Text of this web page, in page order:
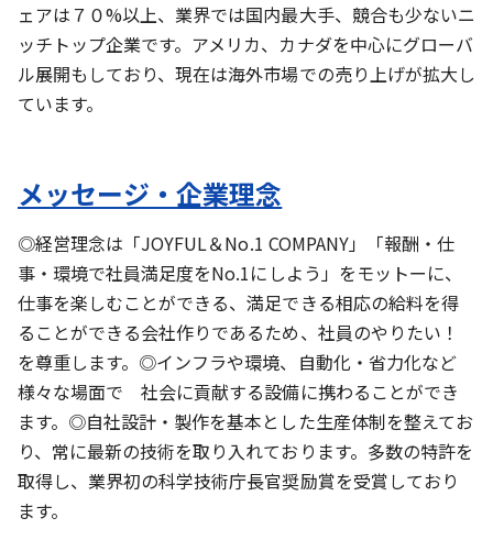
ェアは７０%以上、業界では国内最大手、競合も少ないニ
ッチトップ企業です。アメリカ、カナダを中心にグローバ
ル展開もしており、現在は海外市場での売り上げが拡大し
ています。
メッセージ・企業理念
◎経営理念は「JOYFUL＆No.1 COMPANY」「報酬・仕
事・環境で社員満足度をNo.1にしよう」をモットーに、
仕事を楽しむことができる、満足できる相応の給料を得
ることができる会社作りであるため、社員のやりたい！
を尊重します。◎インフラや環境、自動化・省力化など
様々な場面で 社会に貢献する設備に携わることができ
ます。◎自社設計・製作を基本とした生産体制を整えてお
り、常に最新の技術を取り入れております。多数の特許を
取得し、業界初の科学技術庁長官奨励賞を受賞しており
ます。